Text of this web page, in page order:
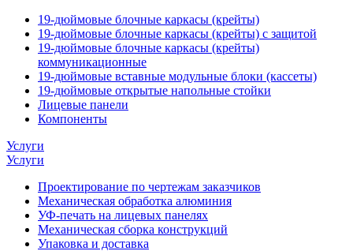
19-дюймовые блочные каркасы (крейты)
19-дюймовые блочные каркасы (крейты) с защитой
19-дюймовые блочные каркасы (крейты)
коммуникационные
19-дюймовые вставные модульные блоки (кассеты)
19-дюймовые открытые напольные стойки
Лицевые панели
Компоненты
Услуги
Услуги
Проектирование по чертежам заказчиков
Механическая обработка алюминия
УФ-печать на лицевых панелях
Механическая сборка конструкций
Упаковка и доставка